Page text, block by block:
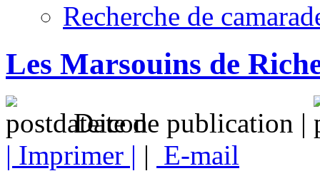
Recherche de
Les Marsouins de
Date de publication |
| Imprimer | | E-mail